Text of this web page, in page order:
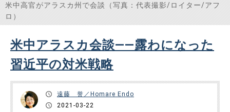
米中高官がアラスカ州で会談（写真：代表撮影/ロイター/アフ
ロ）
米中アラスカ会談――露わになった
習近平の対米戦略
遠藤 誉／Homare Endo
2021-03-22